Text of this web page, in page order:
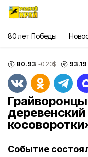
80 лет Победы
80.93 -0.20$ 93.19
Событие